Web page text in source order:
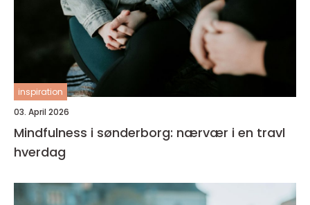
inspiration
03. April 2026
Mindfulness i sønderborg: nærvær i en travl
hverdag